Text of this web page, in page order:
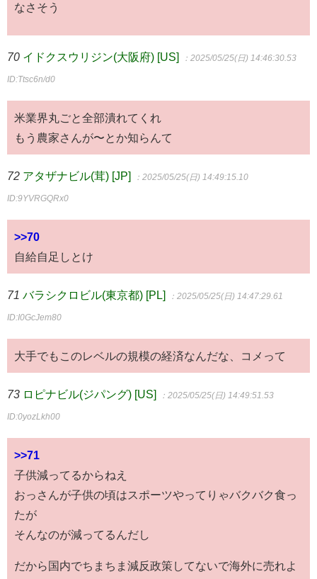
なさそう
70 イドクスウリジン(大阪府) [US] ：2025/05/25(日) 14:46:30.53
ID:Ttsc6n/d0
米業界丸ごと全部潰れてくれ
もう農家さんが〜とか知らんて
72 アタザナビル(茸) [JP] ：2025/05/25(日) 14:49:15.10
ID:9YVRGQRx0
>>70
自給自足しとけ
71 バラシクロビル(東京都) [PL] ：2025/05/25(日) 14:47:29.61
ID:I0GcJem80
大手でもこのレベルの規模の経済なんだな、コメって
73 ロピナビル(ジパング) [US] ：2025/05/25(日) 14:49:51.53
ID:0yozLkh00
>>71
子供減ってるからねえ
おっさんが子供の頃はスポーツやってりゃバクバク食っ
たが
そんなのが減ってるんだし
だから国内でちまちま減反政策してないで海外に売れよ